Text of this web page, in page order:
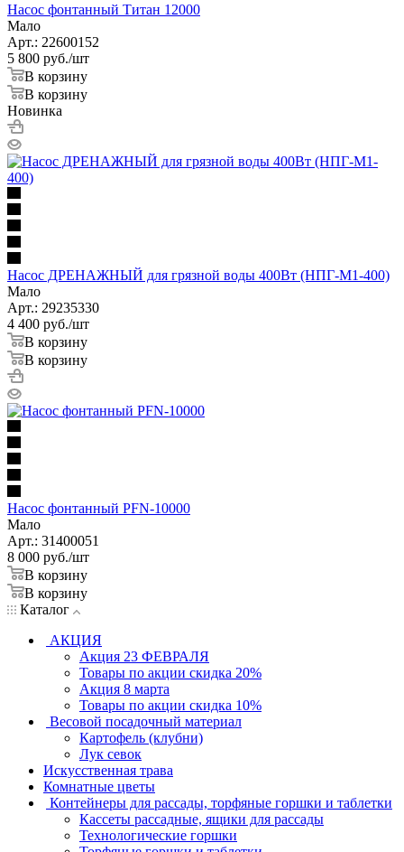
Насос фонтанный Титан 12000
Мало
Арт.: 22600152
5 800 руб./шт
В корзину
В корзину
Новинка
Насос ДРЕНАЖНЫЙ для грязной воды 400Вт (НПГ-М1-400)
Мало
Арт.: 29235330
4 400 руб./шт
В корзину
В корзину
Насос фонтанный PFN-10000
Мало
Арт.: 31400051
8 000 руб./шт
В корзину
В корзину
Каталог
АКЦИЯ
Акция 23 ФЕВРАЛЯ
Товары по акции скидка 20%
Акция 8 марта
Товары по акции скидка 10%
Весовой посадочный материал
Картофель (клубни)
Лук севок
Искусственная трава
Комнатные цветы
Контейнеры для рассады, торфяные горшки и таблетки
Кассеты рассадные, ящики для рассады
Технологические горшки